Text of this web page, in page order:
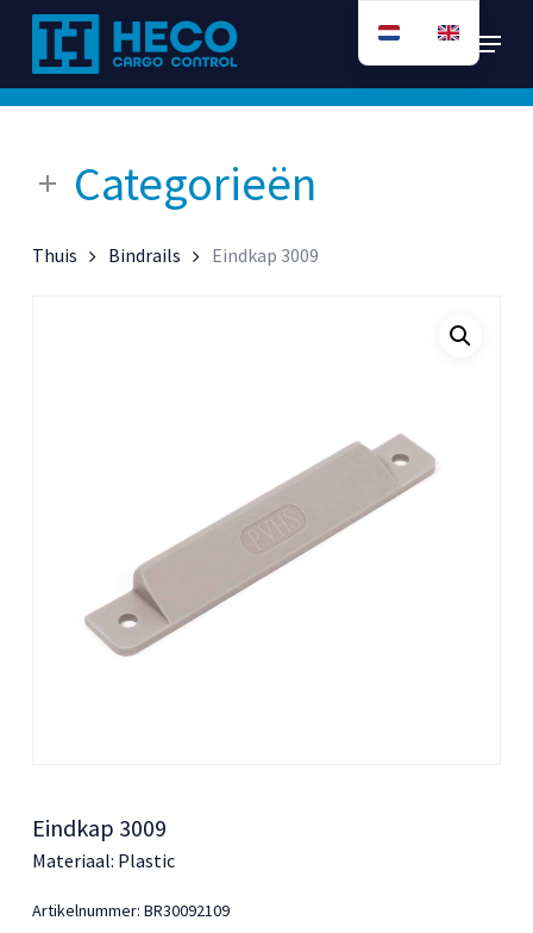
naar
de
Menu
Categorieën
Thuis Bindrails Eindkap 3009
Eindkap 3009
Materiaal: Plastic
Artikelnummer: BR30092109